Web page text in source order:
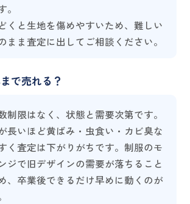
。
くと生地を傷めやすいため、難しい
まま査定に出してご相談ください。
で売れる？
制限はなく、状態と需要次第です。
長いほど黄ばみ・虫食い・カビ臭な
く査定は下がりがちです。制服のモ
ジで旧デザインの需要が落ちること
、卒業後できるだけ早めに動くのが